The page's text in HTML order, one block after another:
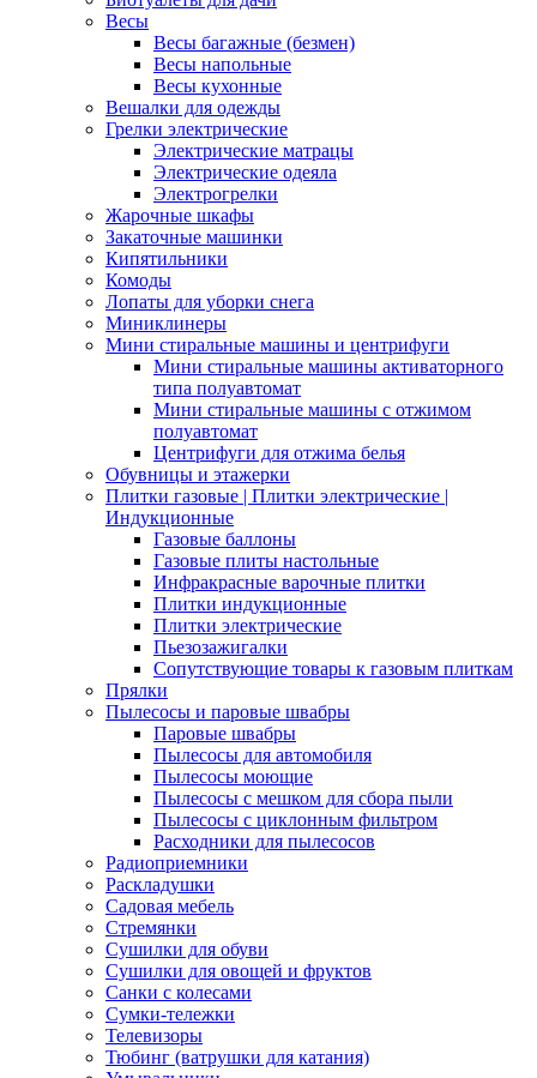
Весы
Весы багажные (безмен)
Весы напольные
Весы кухонные
Вешалки для одежды
Грелки электрические
Электрические матрацы
Электрические одеяла
Электрогрелки
Жарочные шкафы
Закаточные машинки
Кипятильники
Комоды
Лопаты для уборки снега
Миниклинеры
Мини стиральные машины и центрифуги
Мини стиральные машины активаторного
типа полуавтомат
Мини стиральные машины с отжимом
полуавтомат
Центрифуги для отжима белья
Обувницы и этажерки
Плитки газовые | Плитки электрические |
Индукционные
Газовые баллоны
Газовые плиты настольные
Инфракрасные варочные плитки
Плитки индукционные
Плитки электрические
Пьезозажигалки
Сопутствующие товары к газовым плиткам
Прялки
Пылесосы и паровые швабры
Паровые швабры
Пылесосы для автомобиля
Пылесосы моющие
Пылесосы с мешком для сбора пыли
Пылесосы с циклонным фильтром
Расходники для пылесосов
Радиоприемники
Раскладушки
Садовая мебель
Стремянки
Сушилки для обуви
Сушилки для овощей и фруктов
Санки с колесами
Сумки-тележки
Телевизоры
Тюбинг (ватрушки для катания)